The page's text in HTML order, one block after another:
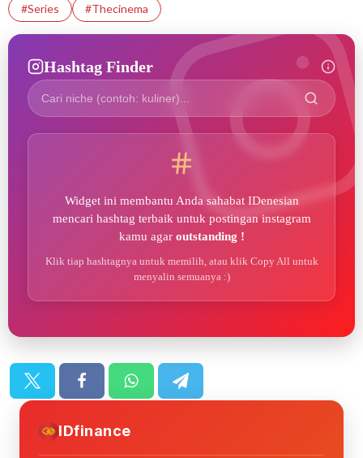
#Series
#thecinema
Hashtag Finder
Widget ini membantu Anda sahabat IDenesian
mencari hashtag terbaik untuk postingan instagram
kamu agar outstanding !
Klik tiap hashtagnya untuk memilih, atau klik Copy All untuk
menyalin semuanya :)
IDfinance